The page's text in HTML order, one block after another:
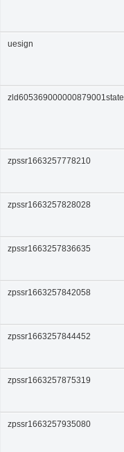
uesign
zld605369000000879001state
zpssr1663257778210
zpssr1663257828028
zpssr1663257836635
zpssr1663257842058
zpssr1663257844452
zpssr1663257875319
zpssr1663257935080